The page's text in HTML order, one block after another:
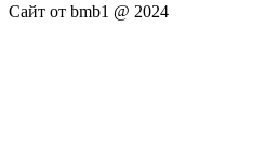
Сайт от bmb1 @ 2024